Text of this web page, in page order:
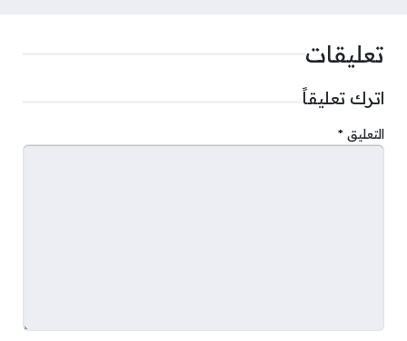
تعليقات
اترك تعليقاً
التعليق *